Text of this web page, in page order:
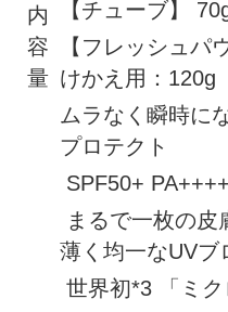
内
容
量
【チューブ】
【フレッシュパ
けかえ用：120g
ムラなく瞬時に
プロテクト
SPF50+
まるで一枚の皮
薄く均一なUVブ
世界初*3 「ミク